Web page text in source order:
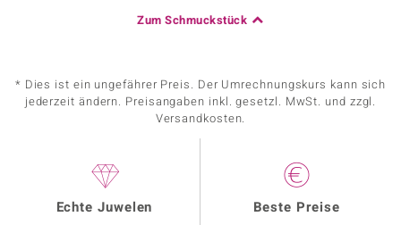
Zum Schmuckstück
* Dies ist ein ungefährer Preis. Der Umrechnungskurs kann sich
jederzeit ändern. Preisangaben inkl. gesetzl. MwSt. und zzgl.
Versandkosten.
Echte Juwelen Beste Preise